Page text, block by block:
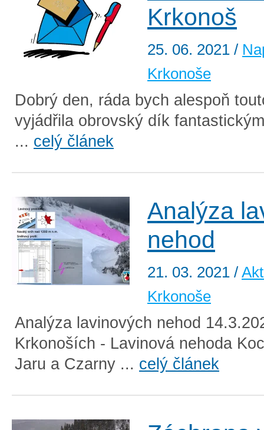
Krkonoš
25. 06. 2021 /
Krkonoše
Dobrý den, ráda bych alespoň
vyjádřila obrovský dík
... celý článek
Analýza
nehod
21. 03. 2021 /
Krkonoše
Analýza lavinových nehod
Krkonoších - Lavinová nehoda
Jaru a Czarny ... celý článek